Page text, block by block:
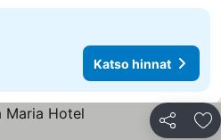
Katso hinnat
Jaa